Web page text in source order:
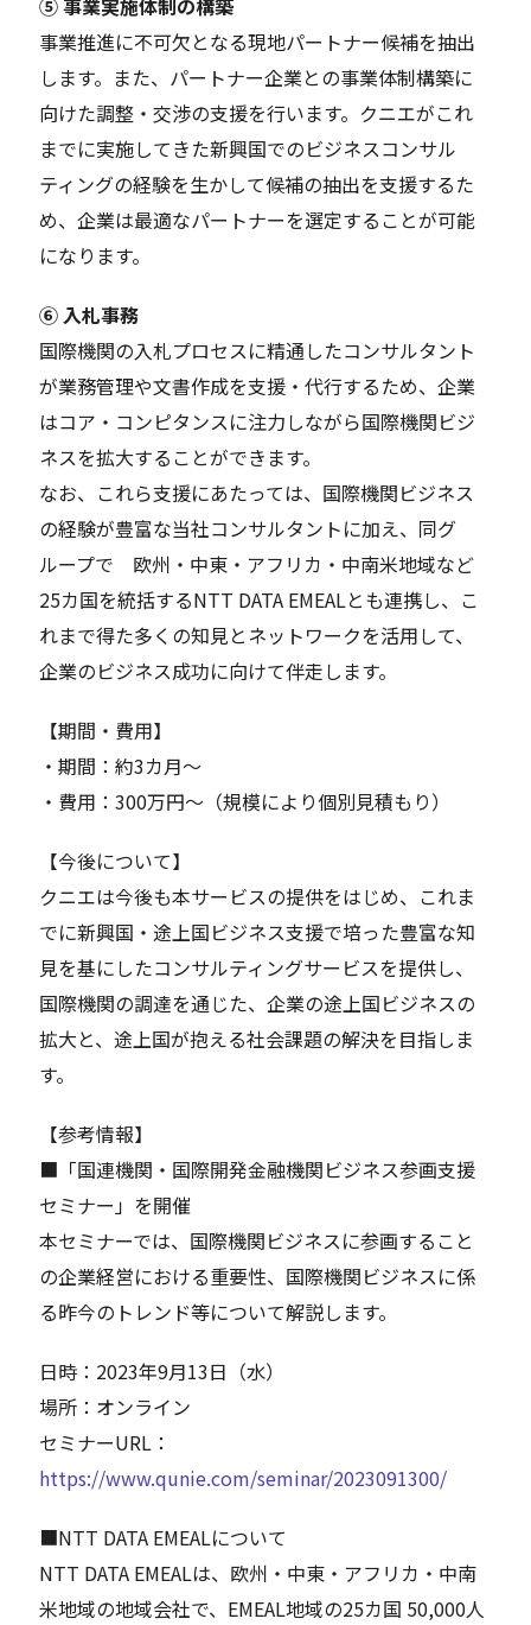
⑤ 事業実施体制の構築
事業推進に不可欠となる現地パートナー候補を抽出
します。また、パートナー企業との事業体制構築に
向けた調整・交渉の支援を行います。クニエがこれ
までに実施してきた新興国でのビジネスコンサル
ティングの経験を生かして候補の抽出を支援するた
め、企業は最適なパートナーを選定することが可能
になります。
⑥ 入札事務
国際機関の入札プロセスに精通したコンサルタント
が業務管理や文書作成を支援・代行するため、企業
はコア・コンピタンスに注力しながら国際機関ビジ
ネスを拡大することができます。
なお、これら支援にあたっては、国際機関ビジネス
の経験が豊富な当社コンサルタントに加え、同グ
ループで 欧州・中東・アフリカ・中南米地域など
25カ国を統括するNTT DATA EMEALとも連携し、こ
れまで得た多くの知見とネットワークを活用して、
企業のビジネス成功に向けて伴走します。
【期間・費用】
・期間：約3カ月～
・費用：300万円～（規模により個別見積もり）
【今後について】
クニエは今後も本サービスの提供をはじめ、これま
でに新興国・途上国ビジネス支援で培った豊富な知
見を基にしたコンサルティングサービスを提供し、
国際機関の調達を通じた、企業の途上国ビジネスの
拡大と、途上国が抱える社会課題の解決を目指しま
す。
【参考情報】
■「国連機関・国際開発金融機関ビジネス参画支援
セミナー」を開催
本セミナーでは、国際機関ビジネスに参画すること
の企業経営における重要性、国際機関ビジネスに係
る昨今のトレンド等について解説します。
日時：2023年9月13日（水）
場所：オンライン
セミナーURL：
https://www.qunie.com/seminar/2023091300/
■NTT DATA EMEALについて
NTT DATA EMEALは、欧州・中東・アフリカ・中南
米地域の地域会社で、EMEAL地域の25カ国 50,000人